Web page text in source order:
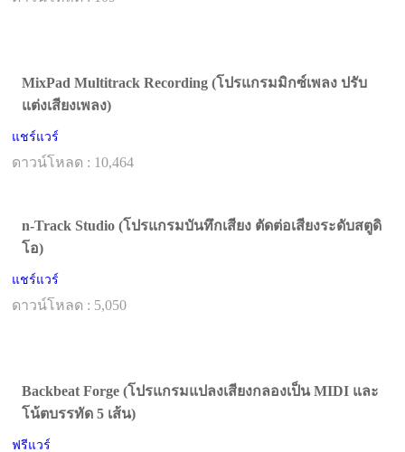
MixPad Multitrack Recording (โปรแกรมมิกซ์เพลง ปรับ
แต่งเสียงเพลง)
แชร์แวร์
ดาวน์โหลด : 10,464
n-Track Studio (โปรแกรมบันทึกเสียง ตัดต่อเสียงระดับสตูดิ
โอ)
แชร์แวร์
ดาวน์โหลด : 5,050
Backbeat Forge (โปรแกรมแปลงเสียงกลองเป็น MIDI และ
โน้ตบรรทัด 5 เส้น)
ฟรีแวร์